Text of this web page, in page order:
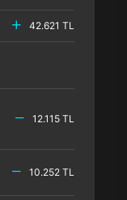
42.621 TL
12.115 TL
10.252 TL